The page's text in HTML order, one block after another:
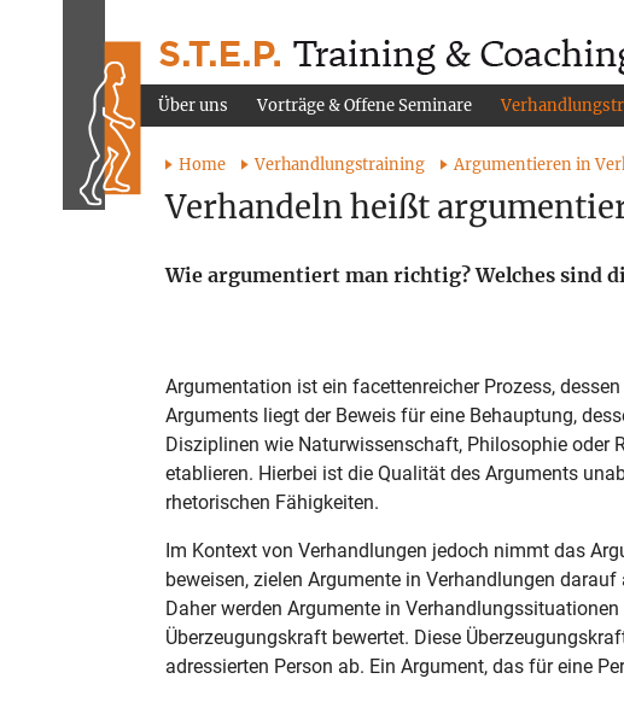
Über uns Vorträge & Offene Seminare
Home Verhandlungstraining Argumentieren in
Verhandeln heißt
Wie argumentiert man richtig? Welches sind
Argumentation ist ein facettenreicher Prozess,
Arguments liegt der Beweis für eine Behauptung,
Disziplinen wie Naturwissenschaft, Philosophie oder
etablieren. Hierbei ist die Qualität des Arguments
rhetorischen Fähigkeiten.
Im Kontext von Verhandlungen jedoch nimmt das
beweisen, zielen Argumente in Verhandlungen
Daher werden Argumente in
Überzeugungskraft bewertet. Diese
adressierten Person ab. Ein Argument, das für eine